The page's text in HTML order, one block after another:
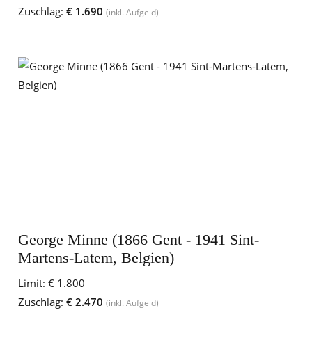
Zuschlag: € 1.690 (inkl. Aufgeld)
George Minne (1866 Gent - 1941 Sint-
Martens-Latem, Belgien)
Limit: € 1.800
Zuschlag: € 2.470 (inkl. Aufgeld)